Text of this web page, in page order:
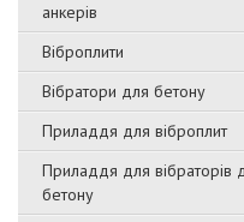
анкерів
Віброплити
Вібратори для бетону
Приладдя для віброплит
Приладдя для вібраторів
бетону